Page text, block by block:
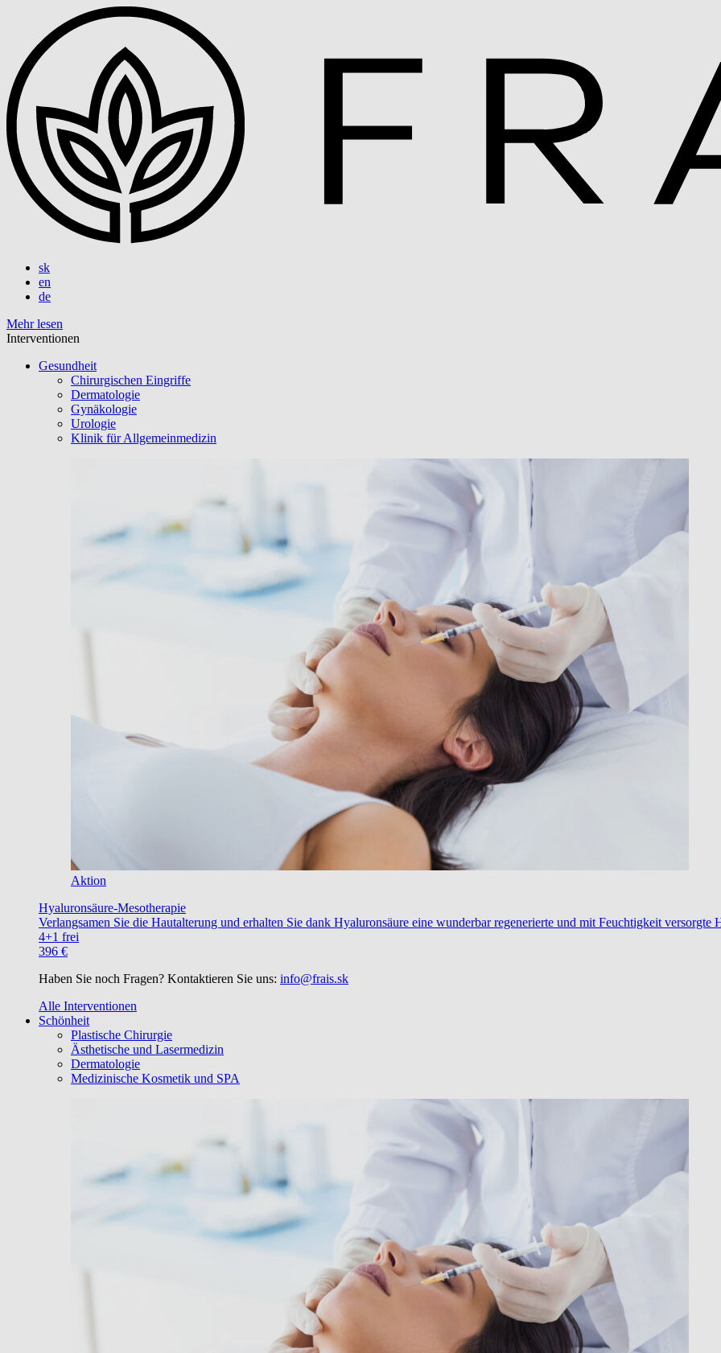
sk
en
de
Mehr lesen
Interventionen
Gesundheit
Chirurgischen Eingriffe
Dermatologie
Gynäkologie
Urologie
Klinik für Allgemeinmedizin
Aktion
Hyaluronsäure-Mesotherapie
Verlangsamen Sie die Hautalterung und erhalten Sie dank Hyaluronsäure eine wunderbar regenerierte und mit Feuchtigkeit versorgte
4+1 frei
396 €
Haben Sie noch Fragen? Kontaktieren Sie uns: info@frais.sk
Alle Interventionen
Schönheit
Plastische Chirurgie
Ästhetische und Lasermedizin
Dermatologie
Medizinische Kosmetik und SPA